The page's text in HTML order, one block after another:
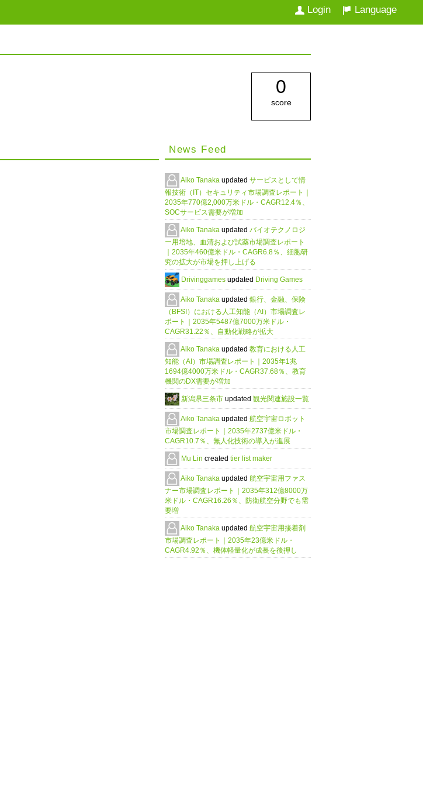
Language
Login
0
score
News Feed
Aiko Tanaka updated サービスとして情
報技術（IT）セキュリティ市場調査レポート｜
2035年770億2,000万米ドル・CAGR12.4％、
SOCサービス需要が増加
Aiko Tanaka updated バイオテクノロジ
ー用培地、血清および試薬市場調査レポート
｜2035年460億米ドル・CAGR6.8％、細胞研
究の拡大が市場を押し上げる
Drivinggames updated Driving Games
Aiko Tanaka updated 銀行、金融、保険
（BFSI）における人工知能（AI）市場調査レ
ポート｜2035年5487億7000万米ドル・
CAGR31.22％、自動化戦略が拡大
Aiko Tanaka updated 教育における人工
知能（AI）市場調査レポート｜2035年1兆
1694億4000万米ドル・CAGR37.68％、教育
機関のDX需要が増加
新潟県三条市 updated 観光関連施設一覧
Aiko Tanaka updated 航空宇宙ロボット
市場調査レポート｜2035年2737億米ドル・
CAGR10.7％、無人化技術の導入が進展
Mu Lin created tier list maker
Aiko Tanaka updated 航空宇宙用ファス
ナー市場調査レポート｜2035年312億8000万
米ドル・CAGR16.26％、防衛航空分野でも需
要増
Aiko Tanaka updated 航空宇宙用接着剤
市場調査レポート｜2035年23億米ドル・
CAGR4.92％、機体軽量化が成長を後押し